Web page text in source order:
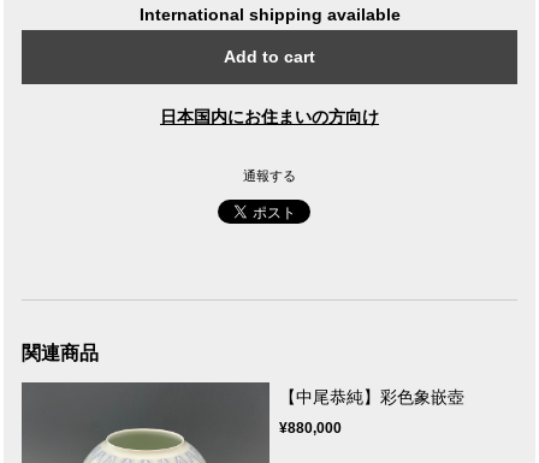
International shipping available
Add to cart
日本国内にお住まいの方向け
通報する
関連商品
【中尾恭純】彩色象嵌壺
¥880,000